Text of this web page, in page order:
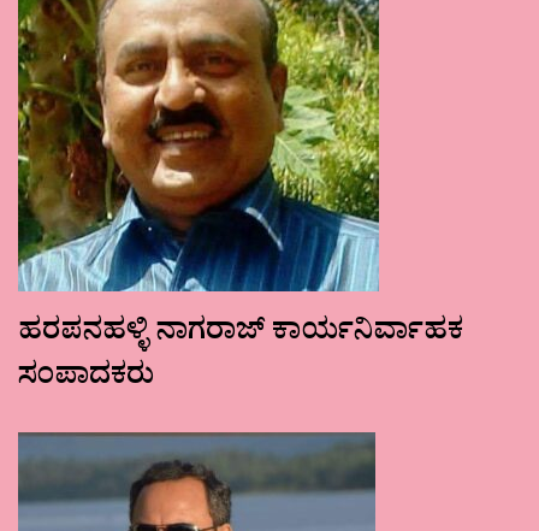
ಹರಪನಹಳ್ಳಿ ನಾಗರಾಜ್ ಕಾರ್ಯನಿರ್ವಾಹಕ
ಸಂಪಾದಕರು